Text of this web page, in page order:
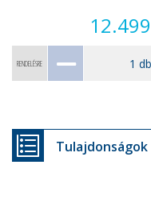
12.499
RENDELÉSRE
Tulajdonságok